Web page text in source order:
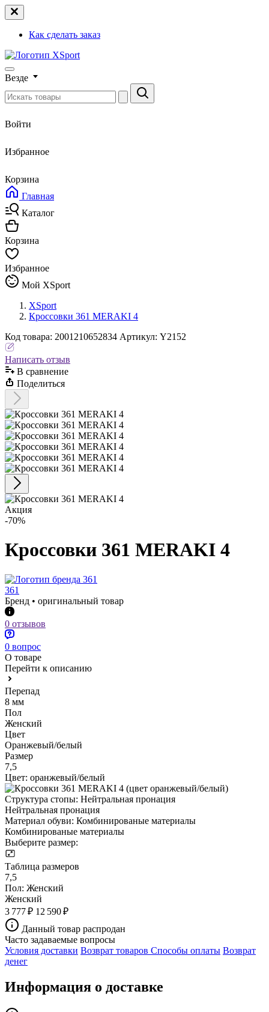
Как сделать заказ
Везде
Войти
Избранное
Корзина
Главная
Каталог
Корзина
Избранное
Мой XSport
XSport
Кроссовки 361 MERAKI 4
Код товара: 2001210652834 Артикул: Y2152
Написать отзыв
В сравнениe
Поделиться
Акция
-70%
Кроссовки 361 MERAKI 4
361
Бренд • оригинальный товар
0 отзывов
0 вопрос
О товаре
Перейти к описанию
Перепад
8 мм
Пол
Женский
Цвет
Оранжевый/белый
Размер
7,5
Цвет: оранжевый/белый
Структура стопы: Нейтральная пронация
Нейтральная пронация
Материал обуви: Комбинированые материалы
Комбинированые материалы
Выберите размер:
Таблица размеров
7,5
Пол: Женский
Женский
3 777 ₽ 12 590 ₽
Данный товар распродан
Часто задаваемые вопросы
Условия доставки Возврат товаров Способы оплаты Возврат
денег
Информация о доставке